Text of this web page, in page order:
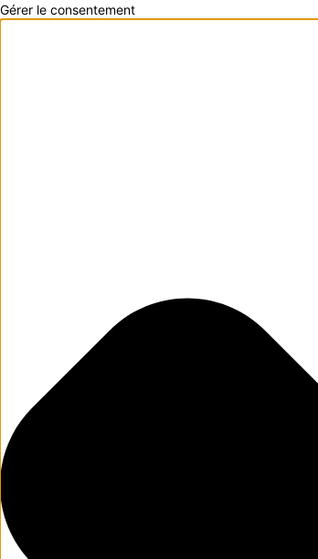
Gérer le consentement